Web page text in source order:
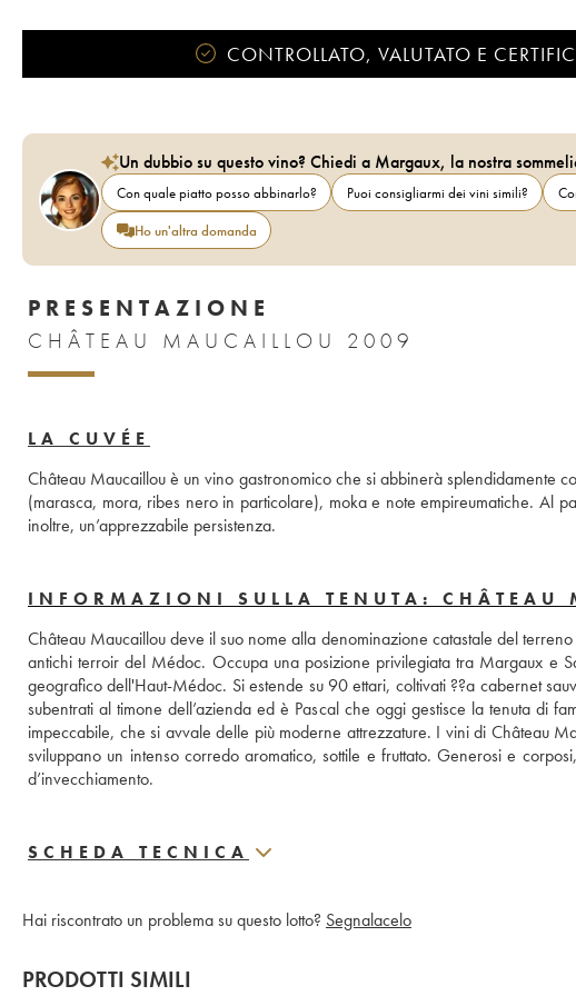
CONTROLLATO, VALUTATO E
Un dubbio su questo vino? Chiedi a Margaux, la nostra
Con quale piatto posso abbinarlo? Puoi consigliarmi dei vini simili?
Ho un'altra domanda
PRESENTAZIONE
CHÂTEAU MAUCAILLOU 2009
LA CUVÉE
Château Maucaillou è un vino gastronomico che si abbinerà splendidamente
(marasca, mora, ribes nero in particolare), moka e note empireumatiche. Al
inoltre, un’apprezzabile persistenza.
INFORMAZIONI SULLA TENUTA: CHÂTEAU
Château Maucaillou deve il suo nome alla denominazione catastale del
antichi terroir del Médoc. Occupa una posizione privilegiata tra Margaux e
geografico dell'Haut-Médoc. Si estende su 90 ettari, coltivati ??a cabernet
subentrati al timone dell’azienda ed è Pascal che oggi gestisce la tenuta di
impeccabile, che si avvale delle più moderne attrezzature. I vini di Château
sviluppano un intenso corredo aromatico, sottile e fruttato. Generosi e
d’invecchiamento.
SCHEDA TECNICA
Hai riscontrato un problema su questo lotto? Segnalacelo
PRODOTTI SIMILI